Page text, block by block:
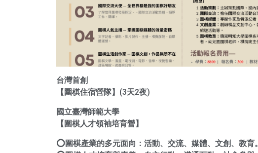
台灣首創
【圍棋住宿營隊】(3天2夜)
國立臺灣師範大學
【圍棋人才領袖培育營】
⭕️圍棋產業的多元面向：活動、交流、媒體、文創、教育。